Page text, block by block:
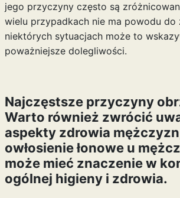
jego przyczyny często są
wielu przypadkach nie ma powodu do
niektórych sytuacjach może to
poważniejsze dolegliwości.
Najczęstsze przyczyny
Warto również zwrócić
aspekty zdrowia
owłosienie łonowe u
może mieć znaczenie w
ogólnej higieny i zdrowia.